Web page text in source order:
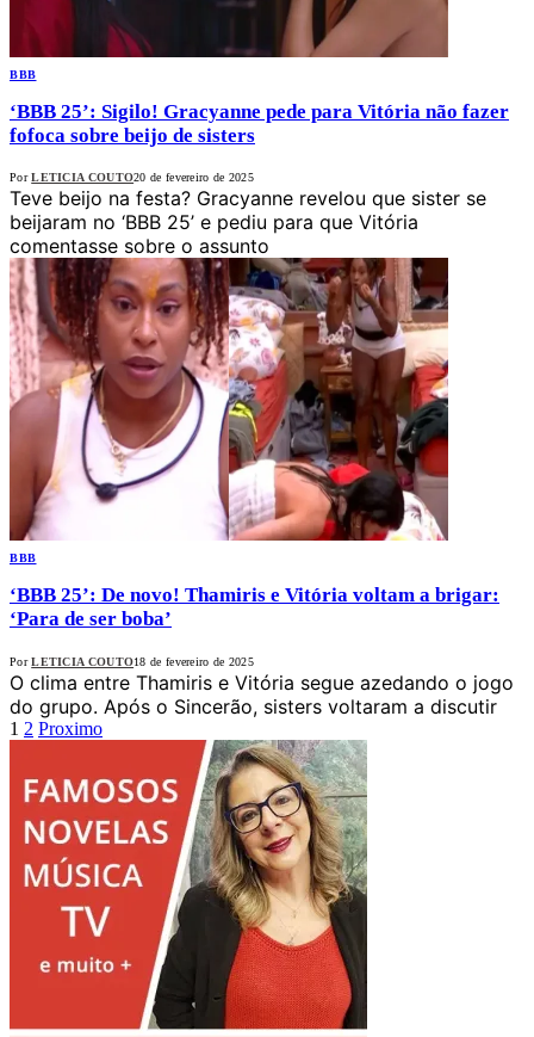
BBB
‘BBB 25’: Sigilo! Gracyanne pede para Vitória não fazer
fofoca sobre beijo de sisters
Por LETICIA COUTO20 de fevereiro de 2025
Teve beijo na festa? Gracyanne revelou que sister se
beijaram no ‘BBB 25’ e pediu para que Vitória
comentasse sobre o assunto
BBB
‘BBB 25’: De novo! Thamiris e Vitória voltam a brigar:
‘Para de ser boba’
Por LETICIA COUTO18 de fevereiro de 2025
O clima entre Thamiris e Vitória segue azedando o jogo
do grupo. Após o Sincerão, sisters voltaram a discutir
1 2 Proximo